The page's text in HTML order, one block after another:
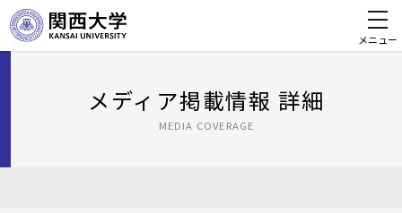
メニュー
メディア掲載情報 詳細
MEDIA COVERAGE